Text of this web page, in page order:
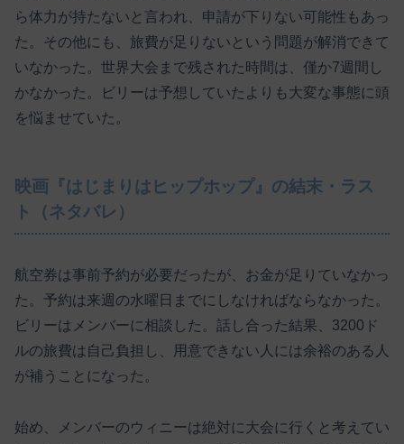
ら体力が持たないと言われ、申請が下りない可能性もあっ
た。その他にも、旅費が足りないという問題が解消できて
いなかった。世界大会まで残された時間は、僅か7週間し
かなかった。ビリーは予想していたよりも大変な事態に頭
を悩ませていた。
映画『はじまりはヒップホップ』の結末・ラス
ト（ネタバレ）
航空券は事前予約が必要だったが、お金が足りていなかっ
た。予約は来週の水曜日までにしなければならなかった。
ビリーはメンバーに相談した。話し合った結果、3200ド
ルの旅費は自己負担し、用意できない人には余裕のある人
が補うことになった。
始め、メンバーのウィニーは絶対に大会に行くと考えてい